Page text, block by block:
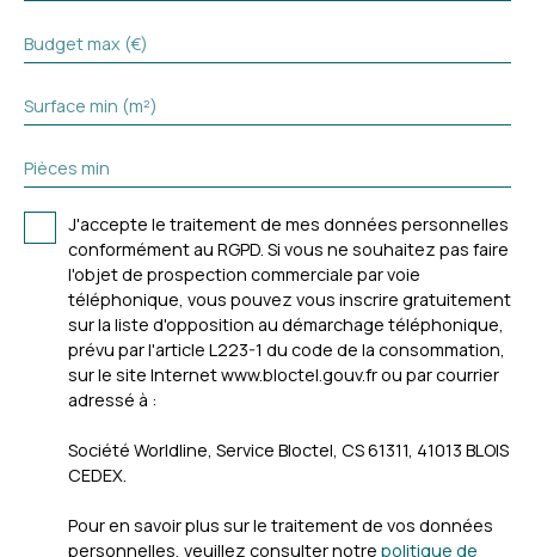
Budget max (€)
Surface min (m²)
Pièces min
J'accepte le traitement de mes données personnelles
conformément au RGPD. Si vous ne souhaitez pas faire
l'objet de prospection commerciale par voie
téléphonique, vous pouvez vous inscrire gratuitement
sur la liste d'opposition au démarchage téléphonique,
prévu par l'article L223-1 du code de la consommation,
sur le site Internet www.bloctel.gouv.fr ou par courrier
adressé à :
Société Worldline, Service Bloctel, CS 61311, 41013 BLOIS
CEDEX.
Pour en savoir plus sur le traitement de vos données
personnelles, veuillez consulter notre politique de